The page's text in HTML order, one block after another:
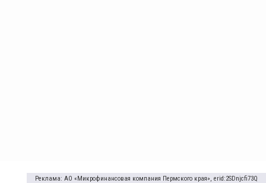
Реклама: АО «Микрофинансовая компания Пермского края», erid:2SDnjcfi73Q